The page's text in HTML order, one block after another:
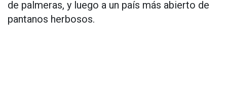
de palmeras, y luego a un país más abierto de
pantanos herbosos.